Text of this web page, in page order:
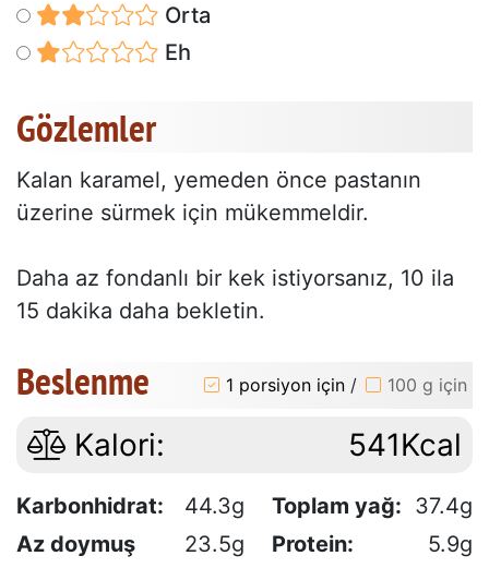
Orta
Eh
Gözlemler
Kalan karamel, yemeden önce pastanın
üzerine sürmek için mükemmeldir.
Daha az fondanlı bir kek istiyorsanız, 10 ila
15 dakika daha bekletin.
Beslenme 1 porsiyon için / 100 g için
Kalori: 541Kcal
Karbonhidrat: 44.3g Toplam yağ: 37.4g
Az doymuş
23.5g Protein: 5.9g